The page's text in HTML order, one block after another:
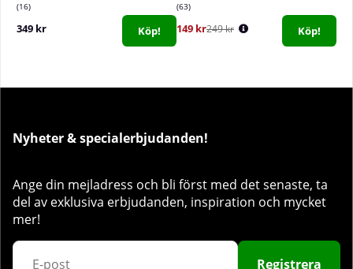
16
349 kr Köp!
63
149 kr249 kr Köp!
Nyheter & specialerbjudanden!
Ange din mejladress och bli först med det senaste, ta
del av exklusiva erbjudanden, inspiration och mycket
mer!
Registrera